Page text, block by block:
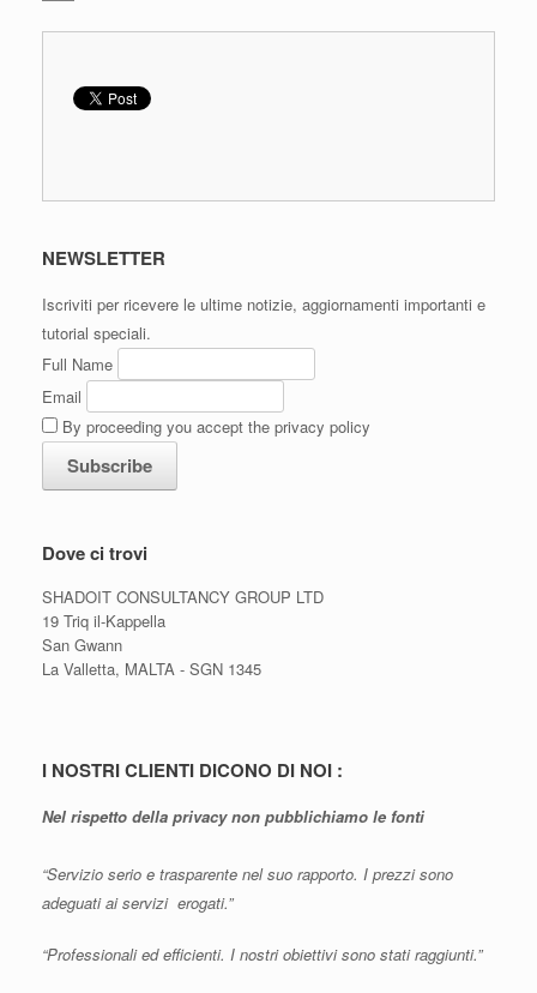
NEWSLETTER
Iscriviti per ricevere le ultime notizie, aggiornamenti importanti e
tutorial speciali.
Full Name
Email
By proceeding you accept the privacy policy
Dove ci trovi
SHADOIT CONSULTANCY GROUP LTD
19 Triq il-Kappella
San Gwann
La Valletta, MALTA - SGN 1345
I NOSTRI CLIENTI DICONO DI NOI :
Nel rispetto della privacy non pubblichiamo le fonti
“Servizio serio e trasparente nel suo rapporto. I prezzi sono
adeguati ai servizi erogati.”
“Professionali ed efficienti. I nostri obiettivi sono stati raggiunti.”